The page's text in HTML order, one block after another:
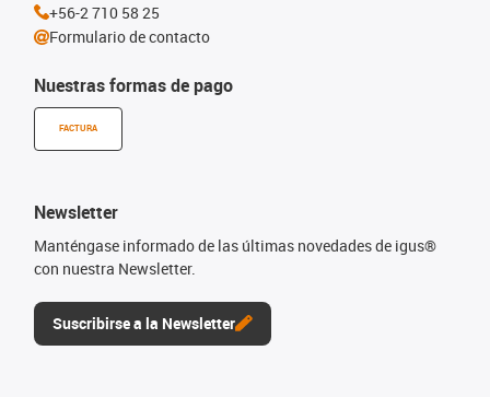
Nuestras formas de pago
FACTURA
Newsletter
Manténgase informado de las últimas novedades de igus®
con nuestra Newsletter.
Suscribirse a la Newsletter
+56-2 710 58 25
Formulario de contacto